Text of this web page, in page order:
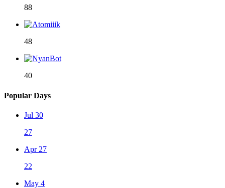
88
48
40
Popular Days
Jul 30
27
Apr 27
22
May 4